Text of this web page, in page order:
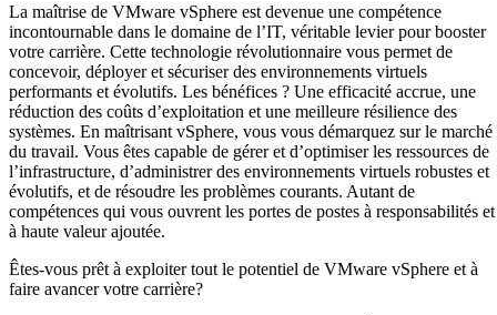
La maîtrise de VMware vSphere est devenue une compétence
incontournable dans le domaine de l’IT, véritable levier pour booster
votre carrière. Cette technologie révolutionnaire vous permet de
concevoir, déployer et sécuriser des environnements virtuels
performants et évolutifs. Les bénéfices ? Une efficacité accrue, une
réduction des coûts d’exploitation et une meilleure résilience des
systèmes. En maîtrisant vSphere, vous vous démarquez sur le marché
du travail. Vous êtes capable de gérer et d’optimiser les ressources de
l’infrastructure, d’administrer des environnements virtuels robustes et
évolutifs, et de résoudre les problèmes courants. Autant de
compétences qui vous ouvrent les portes de postes à responsabilités et
à haute valeur ajoutée.
Êtes-vous prêt à exploiter tout le potentiel de VMware vSphere et à
faire avancer votre carrière?